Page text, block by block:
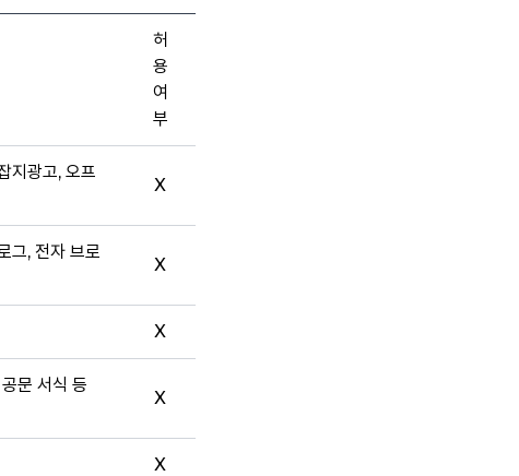
허
용
여
부
지광고, 오프
X
그, 전자 브로
X
X
문 서식 등
X
X